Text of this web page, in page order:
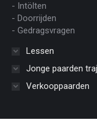
- Intölten
- Doorrijden
- Gedragsvragen
Lessen
Jonge paarden
Verkooppaarden